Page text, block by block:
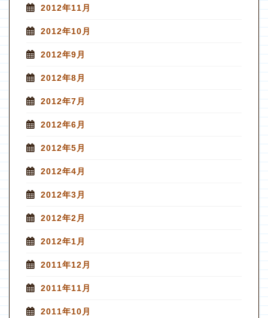
2012年11月
2012年10月
2012年9月
2012年8月
2012年7月
2012年6月
2012年5月
2012年4月
2012年3月
2012年2月
2012年1月
2011年12月
2011年11月
2011年10月